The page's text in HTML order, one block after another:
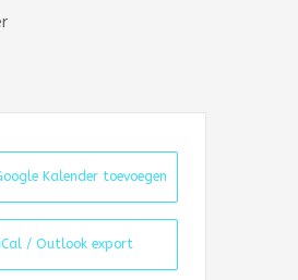
Kalender toevoegen
/ Outlook export